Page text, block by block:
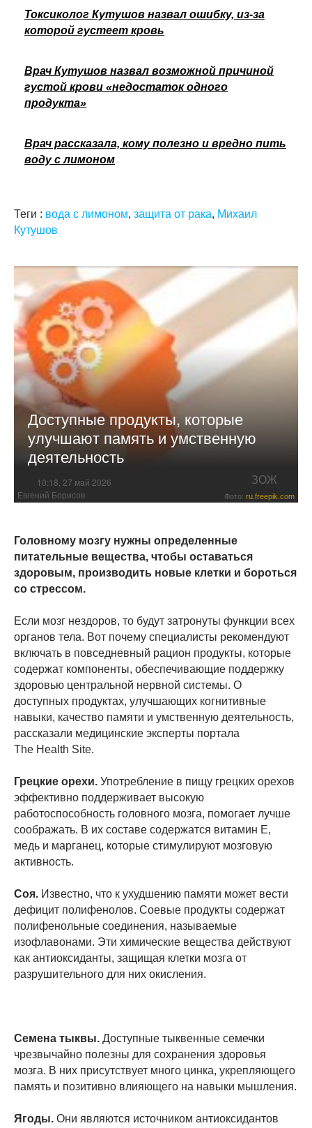
Токсиколог Кутушов назвал ошибку, из-за
которой густеет кровь
Врач Кутушов назвал возможной причиной
густой крови «недостаток одного
продукта»
Врач рассказала, кому полезно и вредно пить
воду с лимоном
Теги : вода с лимоном, защита от рака, Михаил
Кутушов
Доступные продукты, которые
улучшают память и умственную
деятельность
10:18, 27 май 2026 ЗОЖ
Евгений Борисов Фото: ru.freepik.com
Головному мозгу нужны определенные
питательные вещества, чтобы оставаться
здоровым, производить новые клетки и бороться
со стрессом.
Если мозг нездоров, то будут затронуты функции всех
органов тела. Вот почему специалисты рекомендуют
включать в повседневный рацион продукты, которые
содержат компоненты, обеспечивающие поддержку
здоровью центральной нервной системы. О
доступных продуктах, улучшающих когнитивные
навыки, качество памяти и умственную деятельность,
рассказали медицинские эксперты портала
The Health Site.
Грецкие орехи. Употребление в пищу грецких орехов
эффективно поддерживает высокую
работоспособность головного мозга, помогает лучше
соображать. В их составе содержатся витамин Е,
медь и марганец, которые стимулируют мозговую
активность.
Соя. Известно, что к ухудшению памяти может вести
дефицит полифенолов. Соевые продукты содержат
полифенольные соединения, называемые
изофлавонами. Эти химические вещества действуют
как антиоксиданты, защищая клетки мозга от
разрушительного для них окисления.
Семена тыквы. Доступные тыквенные семечки
чрезвычайно полезны для сохранения здоровья
мозга. В них присутствует много цинка, укрепляющего
память и позитивно влияющего на навыки мышления.
Ягоды. Они являются источником антиоксидантов